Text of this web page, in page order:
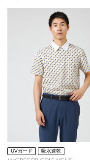
UVガード 吸水速乾